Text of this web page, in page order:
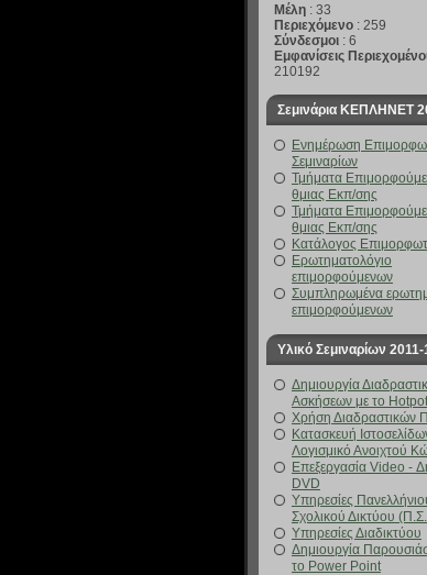
Μέλη : 33
Περιεχόμενο : 259
Σύνδεσμοι : 6
Εμφανίσεις
210192
Σεμινάρια ΚΕΠΛΗΝΕΤ
Ενημέρωση
Σεμιναρίων
Τμήματα
θμιας Εκπ/σης
Τμήματα
θμιας Εκπ/σης
Κατάλογος
Ερωτηματολόγιο
επιμορφούμενων
Συμπληρωμένα
επιμορφούμενων
Υλικό Σεμιναρίων 2011-
Δημιουργία
Ασκήσεων με το
Χρήση Διαδραστικών
Κατασκευή
Λογισμικό Ανοιχτού
Επεξεργασία Video -
DVD
Υπηρεσίες
Σχολικού Δικτύου
Υπηρεσίες Διαδικτύου
Δημιουργία
το Power Point